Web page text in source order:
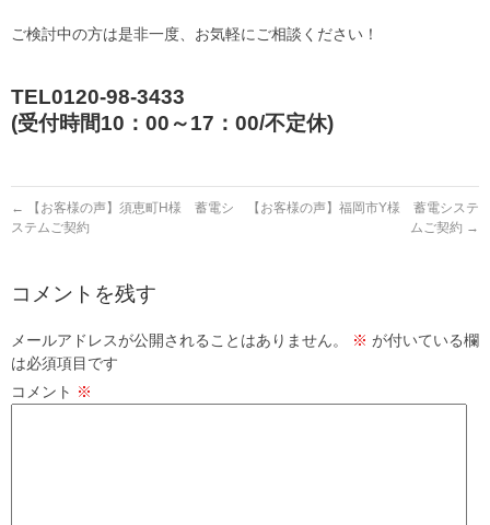
ご検討中の方は是非一度、お気軽にご相談ください！
TEL0120-98-3433
(受付時間10：00～17：00/不定休)
←
【お客様の声】須恵町H様 蓄電シ
ステムご契約
【お客様の声】福岡市Y様 蓄電システ
ムご契約 →
コメントを残す
メールアドレスが公開されることはありません。 ※ が付いている欄
は必須項目です
コメント ※